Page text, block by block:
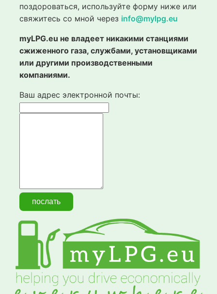
поздороваться, используйте форму ниже или
свяжитесь со мной через info@mylpg.eu
myLPG.eu не владеет никакими станциями
сжиженного газа, службами, установщиками
или другими производственными
компаниями.
Ваш адрес электронной почты: